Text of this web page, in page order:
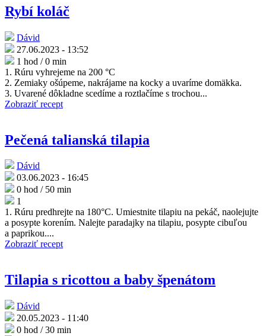
Rybí koláč
Dávid
27.06.2023 - 13:52
1 hod / 0 min
1. Rúru vyhrejeme na 200 °C
2. Zemiaky ošúpeme, nakrájame na kocky a uvaríme domäkka.
3. Uvarené dôkladne scedíme a roztlačíme s trochou...
Zobraziť recept
Pečená talianská tilapia
Dávid
03.06.2023 - 16:45
0 hod / 50 min
1
1. Rúru predhrejte na 180°C. Umiestnite tilapiu na pekáč, naolejujte
a posypte korením. Nalejte paradajky na tilapiu, posypte cibuľou
a paprikou....
Zobraziť recept
Tilapia s ricottou a baby špenátom
Dávid
20.05.2023 - 11:40
0 hod / 30 min